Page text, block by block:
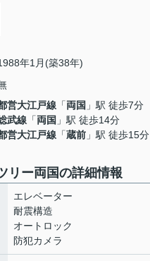
年1月(築38年)
営大江戸線 「両国 」駅 徒歩7分
武線 「両国 」駅 徒歩14分
営大江戸線 「蔵前 」駅 徒歩15分
リー両国の詳細情報
エレベーター
耐震構造
オートロック
防犯カメラ